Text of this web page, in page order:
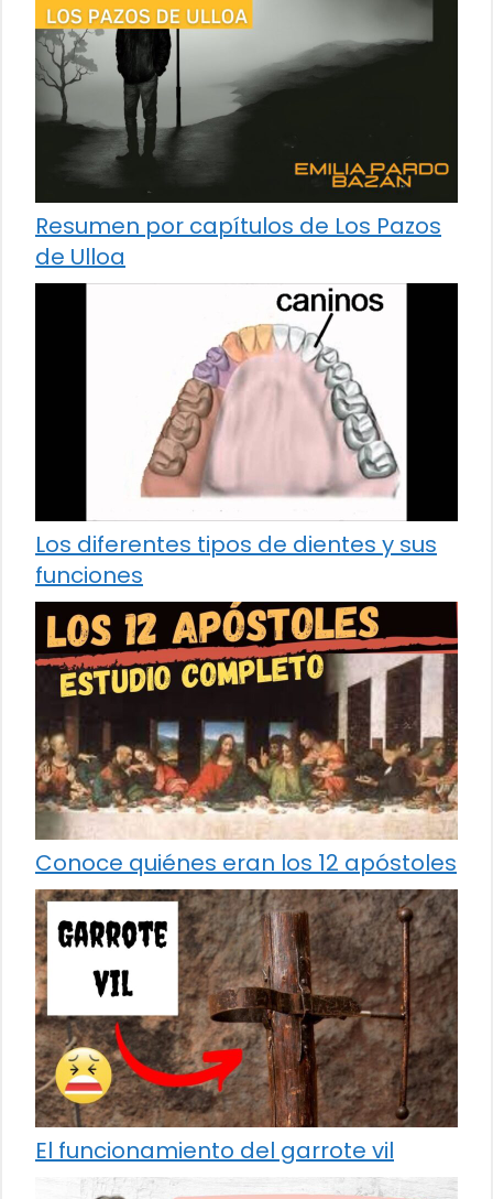
Resumen por capítulos de Los Pazos
de Ulloa
Los diferentes tipos de dientes y sus
funciones
Conoce quiénes eran los 12 apóstoles
El funcionamiento del garrote vil